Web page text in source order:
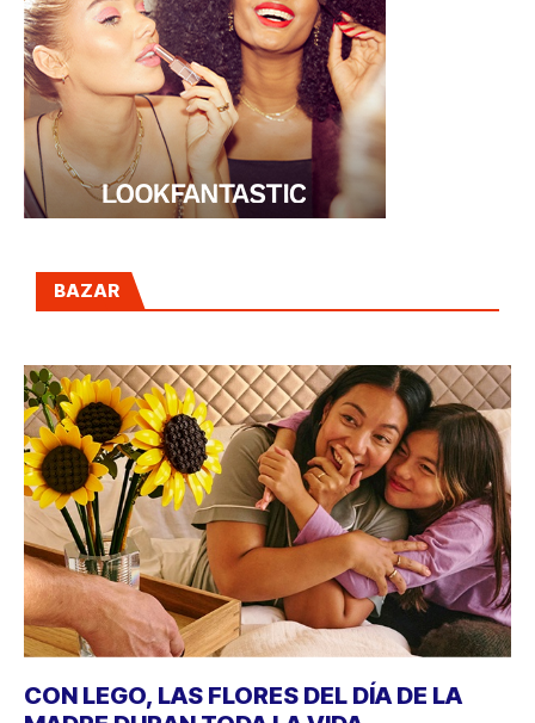
BAZAR
CON LEGO, LAS FLORES DEL DÍA DE LA